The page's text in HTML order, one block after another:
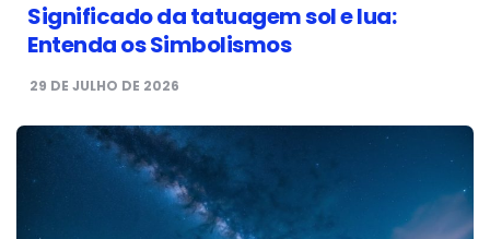
Significado da tatuagem sol e lua:
Entenda os Simbolismos
29 DE JULHO DE 2026